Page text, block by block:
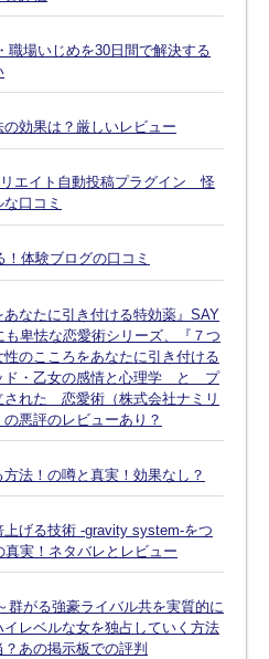
職場いじめを30日間で解決する
効果は？厳しいレビュー
エイト自動投稿プラグイン 怪
口コミ
体験ブログの口コミ
なたに引き付ける特効薬』SAY
卑怯な恋愛術シリーズ、『７つ
のこころをあなたに引き付ける
ド・乙女の感情と心理学 と プ
された 恋愛術（株式会社ナミリ
悪評のレビューあり？
法！の噂と真実！効果なし？
げる技術 -gravity system-をつ
真実！ネタバレとレビュー
群がる強豪ライバル共を実質的に
レベルな女を独占していく方法
あの掲示板での評判